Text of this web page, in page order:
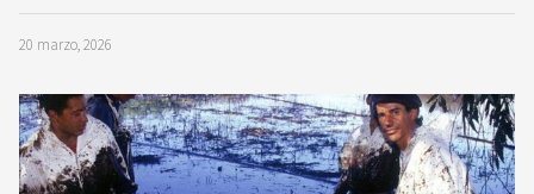
20 marzo, 2026